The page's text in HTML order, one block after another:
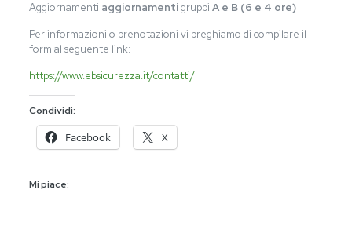
Aggiornamenti aggiornamentigruppi A e B (6 e 4 ore)
Per informazioni o prenotazioni vi preghiamo di compilare il
form al seguente link:
https://www.ebsicurezza.it/contatti/
Condividi:
Facebook X
Mi piace: